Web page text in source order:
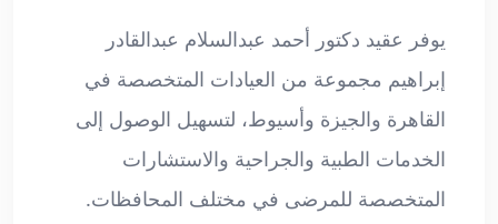
يوفر عقيد دكتور أحمد عبدالسلام عبدالقادر
إبراهيم مجموعة من العيادات المتخصصة في
القاهرة والجيزة وأسيوط، لتسهيل الوصول إلى
الخدمات الطبية والجراحية والاستشارات
المتخصصة للمرضى في مختلف المحافظات.